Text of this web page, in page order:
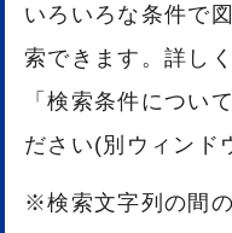
いろいろな条件で
索できます。詳し
「検索条件につい
ださい(別ウィンド
※検索文字列の間